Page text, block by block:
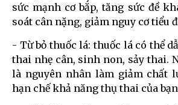
sức mạnh cơ bắp, tăng sức đề
soát cân nặng, giảm nguy cơ tiểu
- Từ bỏ thuốc lá: thuốc lá có thể
thai nhẹ cân, sinh non, sảy thai.
là nguyên nhân làm giảm chất
hạn chế khả năng thụ thai của